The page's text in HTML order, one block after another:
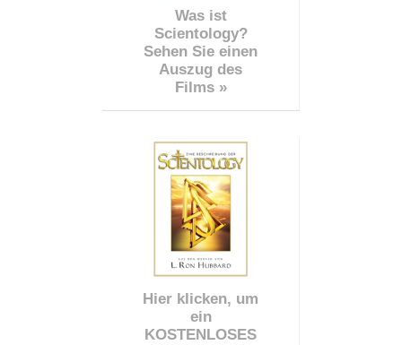
Was ist
Scientology?
Sehen Sie einen
Auszug des
Films »
Hier klicken, um
ein
KOSTENLOSES